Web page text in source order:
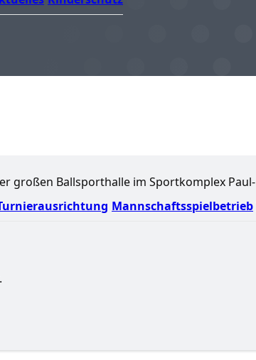
Mannschaftsspielbetrieb
großen Ballsporthalle im Sportkomplex Paul-